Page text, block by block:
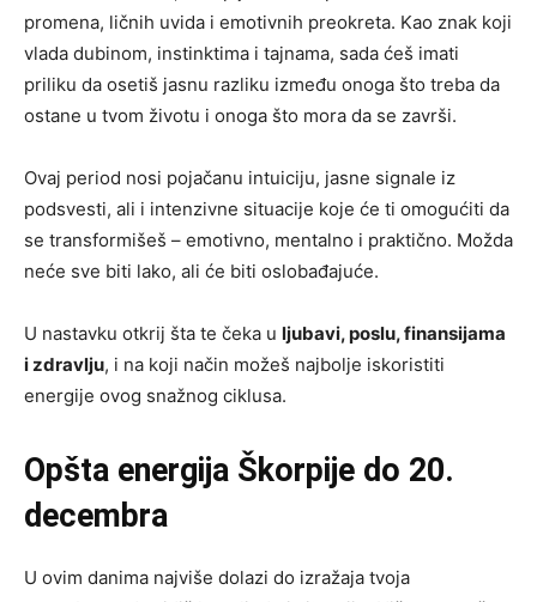
promena, ličnih uvida i emotivnih preokreta. Kao znak koji
vlada dubinom, instinktima i tajnama, sada ćeš imati
priliku da osetiš jasnu razliku između onoga što treba da
ostane u tvom životu i onoga što mora da se završi.
Ovaj period nosi pojačanu intuiciju, jasne signale iz
podsvesti, ali i intenzivne situacije koje će ti omogućiti da
se transformišeš – emotivno, mentalno i praktično. Možda
neće sve biti lako, ali će biti oslobađajuće.
U nastavku otkrij šta te čeka u ljubavi, poslu, finansijama
i zdravlju, i na koji način možeš najbolje iskoristiti
energije ovog snažnog ciklusa.
Opšta energija Škorpije do 20.
decembra
U ovim danima najviše dolazi do izražaja tvoja